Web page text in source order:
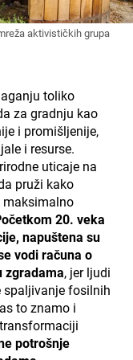
aktivističkih grupa
toliko
za gradnju kao
i promišljenije,
i resurse.
uticaje na
pruži kako
maksimalno
20. veka
napuštena su
vodi računa o
zgradama, jer ljudi
spaljivanje fosilnih
to znamo i
potrošnje